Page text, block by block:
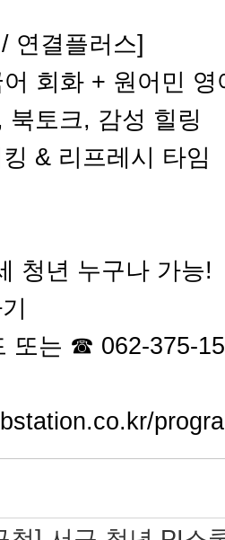
/ 연결플러스]
회화 + 원어민 영
토크, 감성 힐링
& 리프레시 타임
세 청년 누구나 가능!
드 또는 ☎ 062-375-